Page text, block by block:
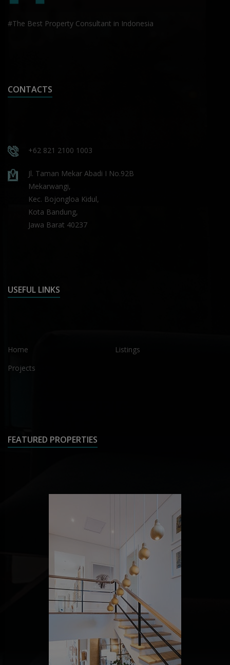
#The Best Property Consultant in Indonesia
CONTACTS
+62 821 2100 1003
Jl. Taman Mekar Abadi I No.92B
Mekarwangi,
Kec. Bojongloa Kidul,
Kota Bandung,
Jawa Barat 40237
USEFUL LINKS
Home
Listings
Projects
FEATURED PROPERTIES